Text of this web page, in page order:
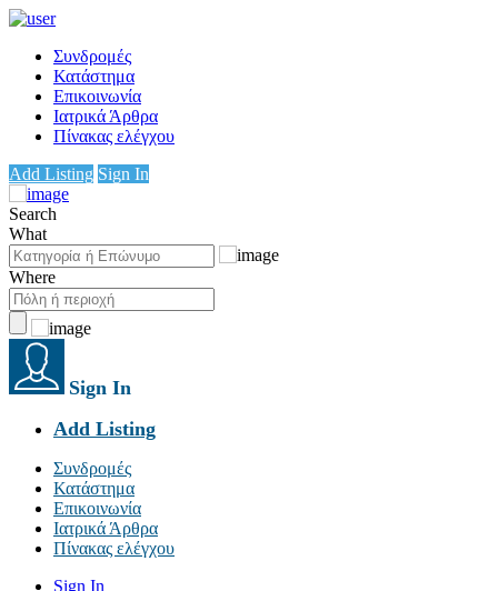
Συνδρομές
Κατάστημα
Επικοινωνία
Ιατρικά Άρθρα
Πίνακας ελέγχου
Add Listing Sign In
Search
What
Where
Sign In
Add Listing
Συνδρομές
Κατάστημα
Επικοινωνία
Ιατρικά Άρθρα
Πίνακας ελέγχου
Sign In